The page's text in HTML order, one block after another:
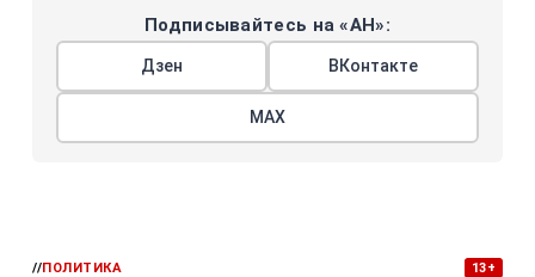
Подписывайтесь на «АН»:
Дзен ВКонтакте
МАХ
//ПОЛИТИКА 13+